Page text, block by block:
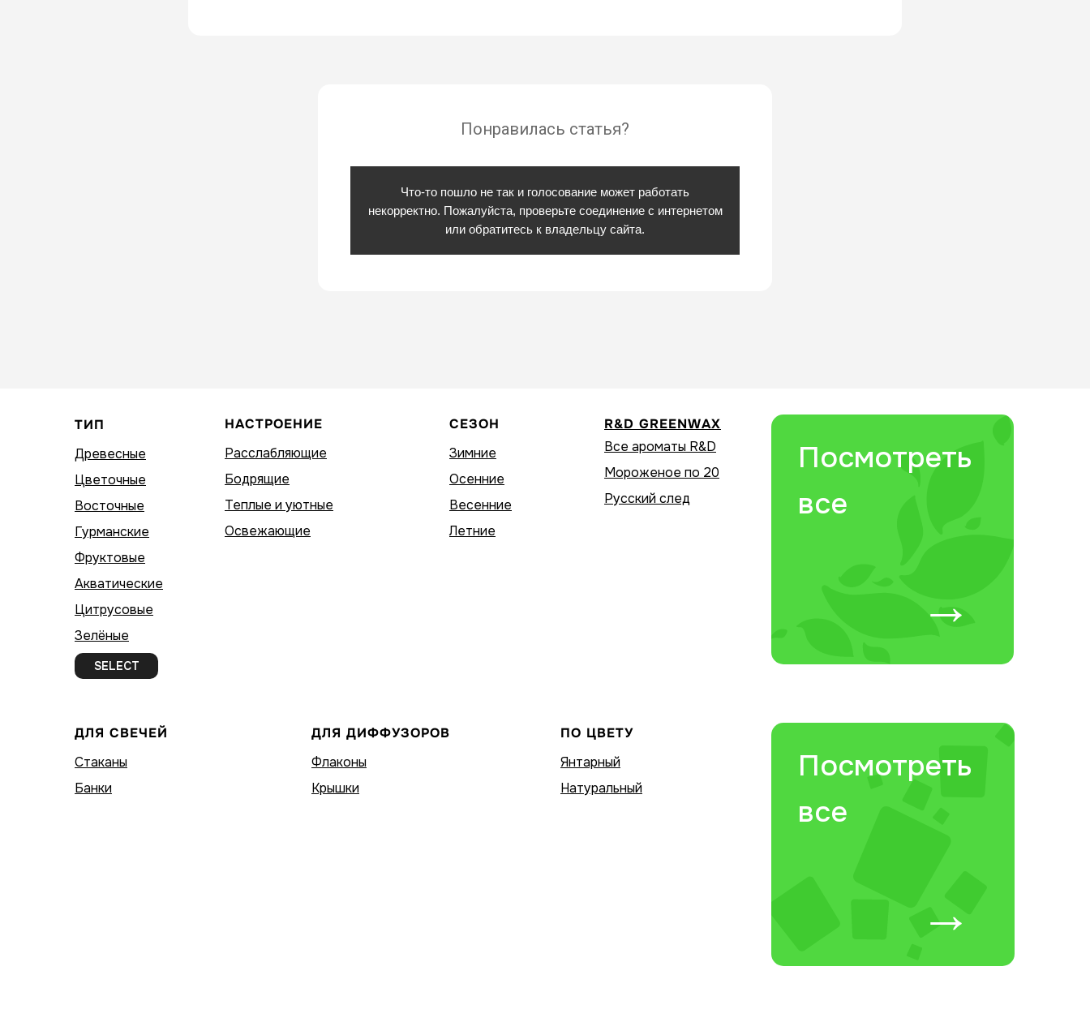
Понравилась статья?
Что-то пошло не так и голосование может работать
некорректно. Пожалуйста, проверьте соединение с интернетом
или обратитесь к владельцу сайта.
ТИП
Древесные
Цветочные
Восточные
Гурманские
Фруктовые
Акватические
Цитрусовые
Зелёные
НАСТРОЕНИЕ
Расслабляющие
Бодрящие
Теплые и уютные
Освежающие
R&D GREENWAX
Все ароматы R&D
Мороженое по 20
Русский след
СЕЗОН
Зимние
Осенние
Весенние
Летние
Посмотреть
все
→
SELECT
ДЛЯ СВЕЧЕЙ
Стаканы
Банки
ДЛЯ ДИФФУЗОРОВ
Флаконы
Крышки
ПО ЦВЕТУ
Янтарный
Натуральный
Посмотреть
все
→